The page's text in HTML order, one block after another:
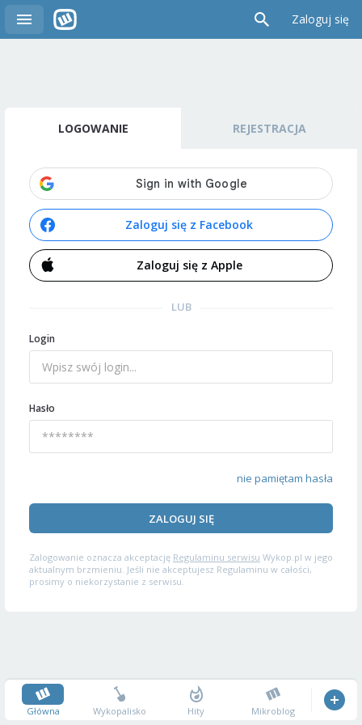
Zaloguj się
LOGOWANIE REJESTRACJA
Zaloguj się z Facebook
Zaloguj się z Apple
LUB
Login
Hasło
nie pamiętam hasła
ZALOGUJ SIĘ
Zalogowanie oznacza akceptację Regulaminu serwisu Wykop.pl w jego
aktualnym brzmieniu. Jeśli nie akceptujesz Regulaminu w całości,
prosimy o niekorzystanie z serwisu.
Główna Wykopalisko Hity Mikroblog